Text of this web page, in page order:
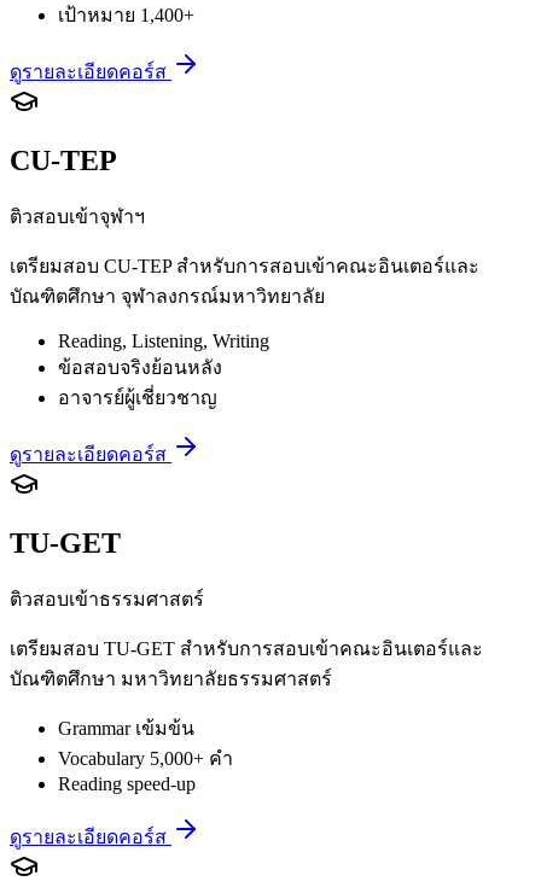
เป้าหมาย 1,400+
ดูรายละเอียดคอร์ส
CU-TEP
ติวสอบเข้าจุฬาฯ
เตรียมสอบ CU-TEP สำหรับการสอบเข้าคณะอินเตอร์และ
บัณฑิตศึกษา จุฬาลงกรณ์มหาวิทยาลัย
Reading, Listening, Writing
ข้อสอบจริงย้อนหลัง
อาจารย์ผู้เชี่ยวชาญ
ดูรายละเอียดคอร์ส
TU-GET
ติวสอบเข้าธรรมศาสตร์
เตรียมสอบ TU-GET สำหรับการสอบเข้าคณะอินเตอร์และ
บัณฑิตศึกษา มหาวิทยาลัยธรรมศาสตร์
Grammar เข้มข้น
Vocabulary 5,000+ คำ
Reading speed-up
ดูรายละเอียดคอร์ส